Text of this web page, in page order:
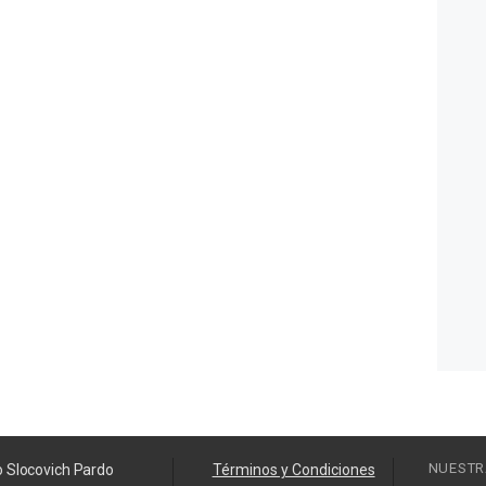
Slocovich Pardo Términos y Condiciones